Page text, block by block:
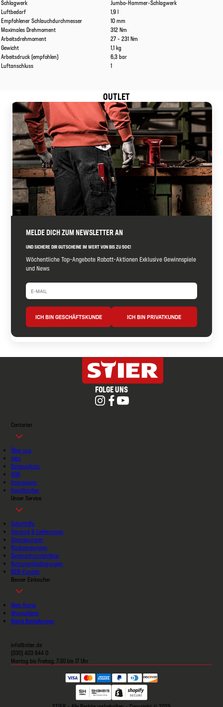
Schlagwerk
Jumbo-Hammer-Schlagwerk
Luftbedarf
1,9 l
Empfohlener Schlauchdurchmesser
10 mm
Maximales Drehmoment
312 Nm
Arbeitsdrehmoment
27 - 231 Nm
Gewicht
1,1 kg
Arbeitsdruck (empfohlen)
6,3 bar
Luftanschluss
1
OUTLET
MELDE DICH ZUM NEWSLETTER AN
UND SICHERE DIR GUTSCHEINE IM WERT VON BIS ZU 50€!
Wöchentliche Top-Angebote Rabatt-Aktionen Exklusive Gewinnspiele
und News
ICH BIN GESCHÄFTSKUNDE ICH BIN PRIVATKUNDE
FOLGE UNS
Contorion
Über uns
Jobs
Datenschutz
AGB
Impressum
Handbücher
Unser Service
Soforthilfe
Versand & Lieferungen
Stornierungen
Rücksendungen
Datenschutzrichtlinie
Nutzungsbedingungen
B2B-Kunden
Besser Einkaufen
Mein Konto
Wunschliste
Meine Bestellungen
info@stier.de
(030) 403 644 0
Montag bis Freitag, 7:30 bis 17 Uhr